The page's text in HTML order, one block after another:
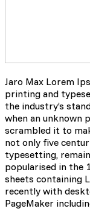
Jaro Max Lorem
printing and
the industry’s
when an unknown
scrambled it to
not only five
typesetting,
popularised in the
sheets containing
recently with
PageMaker